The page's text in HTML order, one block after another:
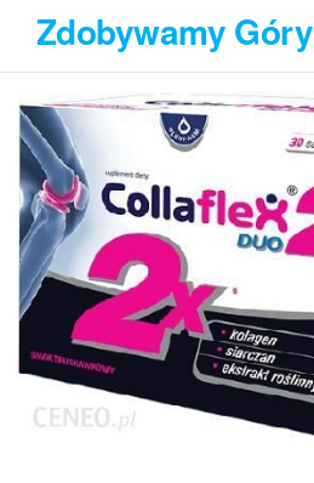
Przejdź
treści
Zdobywamy Góry